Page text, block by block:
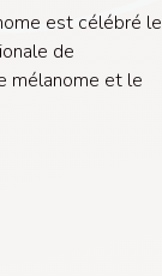
est célébré le
de
mélanome et le